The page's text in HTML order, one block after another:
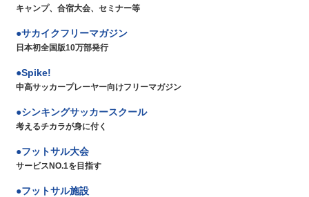
キャンプ、合宿大会、セミナー等
サカイクフリーマガジン
日本初全国版10万部発行
Spike!
中高サッカープレーヤー向けフリーマガジン
シンキングサッカースクール
考えるチカラが身に付く
フットサル大会
サービスNO.1を目指す
フットサル施設